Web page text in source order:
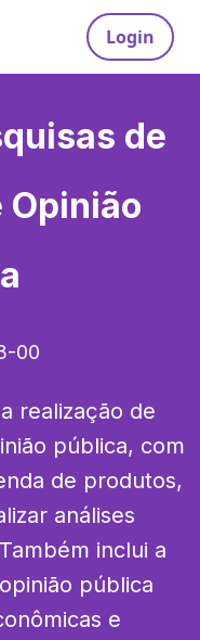
Login
de
Opinião
00
realização de
pública, com
de produtos,
análises
inclui a
pública
e